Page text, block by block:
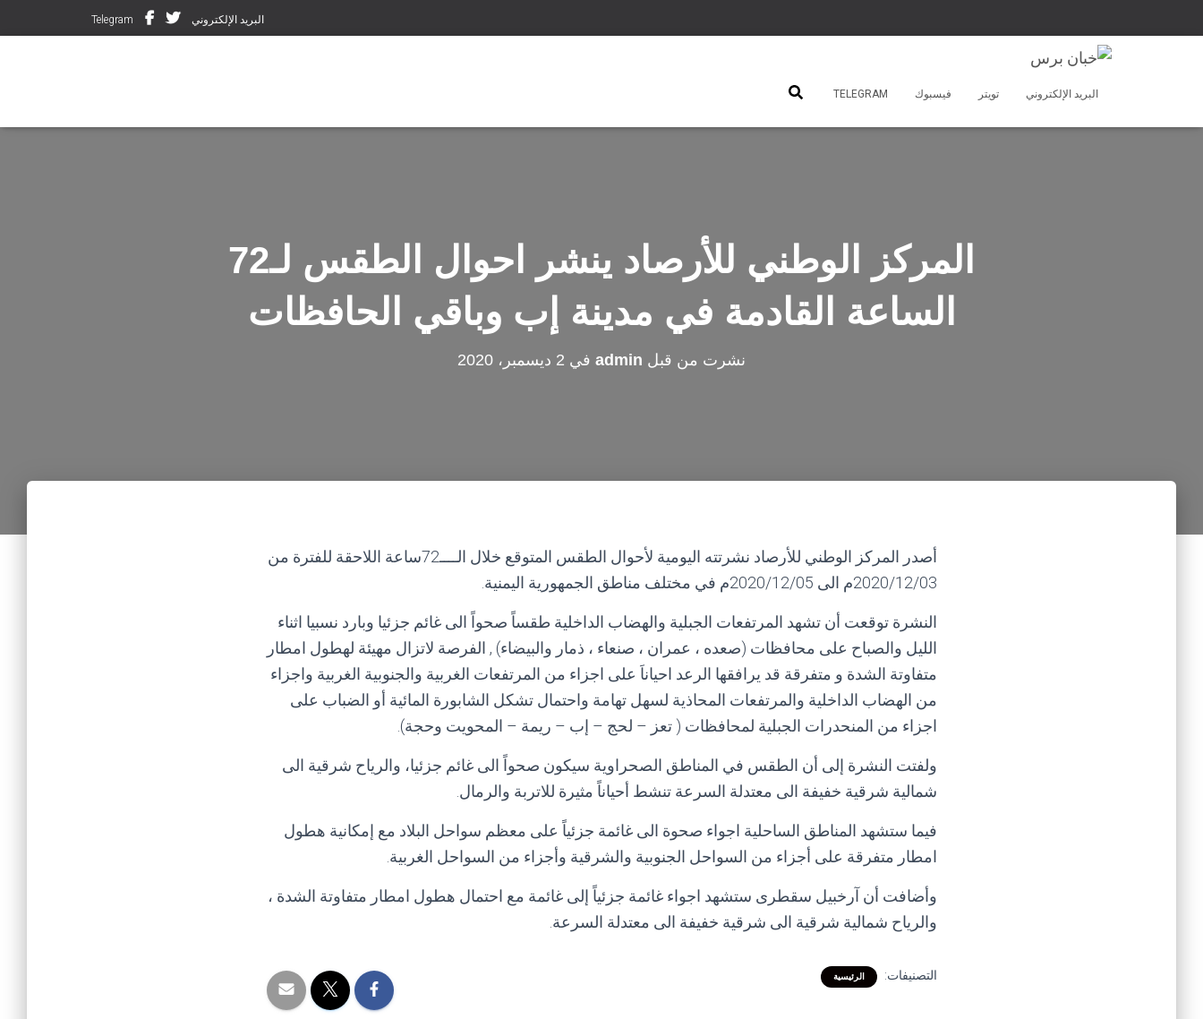
البريد الإلكتروني Telegram
البريد الإلكتروني تويتر فيسبوك TELEGRAM
المركز الوطني للأرصاد ينشر احوال الطقس لـ72
الساعة القادمة في مدينة إب وباقي الحافظات
نشرت من قبل admin في 2 ديسمبر، 2020
أصدر المركز الوطني للأرصاد نشرتته اليومية لأحوال الطقس المتوقع خلال الــــ72ساعة اللاحقة للفترة من
2020/12/03م الى 2020/12/05م في مختلف مناطق الجمهورية اليمنية.
النشرة توقعت أن تشهد المرتفعات الجبلية والهضاب الداخلية طقساً صحواً الى غائم جزئيا وبارد نسبيا اثناء
الليل والصباح على محافظات (صعده ، عمران ، صنعاء ، ذمار والبيضاء) , الفرصة لاتزال مهيئة لهطول امطار
متفاوتة الشدة و متفرقة قد يرافقها الرعد احياناَ على اجزاء من المرتفعات الغربية والجنوبية الغربية واجزاء
من الهضاب الداخلية والمرتفعات المحاذية لسهل تهامة واحتمال تشكل الشابورة المائية أو الضباب على
اجزاء من المنحدرات الجبلية لمحافظات ( تعز – لحج – إب – ريمة – المحويت وحجة).
ولفتت النشرة إلى أن الطقس في المناطق الصحراوية سيكون صحواً الى غائم جزئيا، والرياح شرقية الى
شمالية شرقية خفيفة الى معتدلة السرعة تنشط أحياناً مثيرة للاتربة والرمال.
فيما ستشهد المناطق الساحلية اجواء صحوة الى غائمة جزئياً على معظم سواحل البلاد مع إمكانية هطول
امطار متفرقة على أجزاء من السواحل الجنوبية والشرقية وأجزاء من السواحل الغربية.
وأضافت أن آرخبيل سقطرى ستشهد اجواء غائمة جزئياً إلى غائمة مع احتمال هطول امطار متفاوتة الشدة ،
والرياح شمالية شرقية الى شرقية خفيفة الى معتدلة السرعة.
التصنيفات: الرئيسية